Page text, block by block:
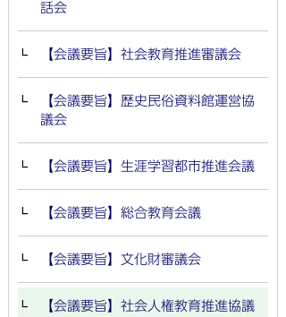
話会
【会議要旨】社会教育推進審議会
【会議要旨】歴史民俗資料館運営協
議会
【会議要旨】生涯学習都市推進会議
【会議要旨】総合教育会議
【会議要旨】文化財審議会
【会議要旨】社会人権教育推進協議